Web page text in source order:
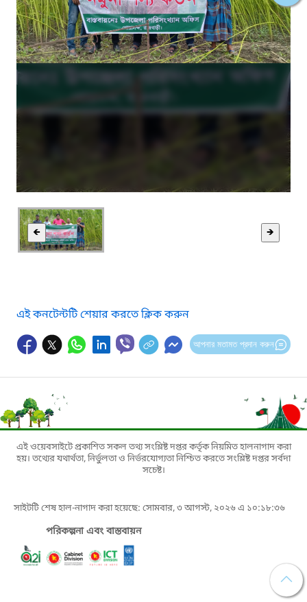
🡸 🡺
এই কনটেন্টটি শেয়ার করতে ক্লিক করুন
আপনার মতামত প্রদান করুন
এই ওয়েবসাইটে প্রকাশিত সকল তথ্য সংশ্লিষ্ট দপ্তর কর্তৃক নিয়মিত হালনাগাদ করা
হয়। তথ্যের যথার্থতা, নির্ভুলতা ও নির্ভরযোগ্যতা নিশ্চিত করতে সংশ্লিষ্ট দপ্তর সর্বদা
সচেষ্ট।
সাইটটি শেষ হাল-নাগাদ করা হয়েছে: সোমবার, ৩ আগস্ট, ২০২৬ এ ১০:১৮:৩৬
পরিকল্পনা এবং বাস্তবায়ন